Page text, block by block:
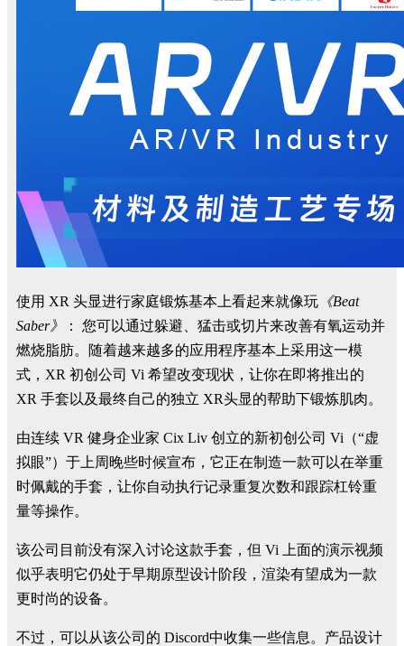
使用 XR 头显进行家庭锻炼基本上看起来就像玩 《Beat
Saber》
： 您可以通过躲避、猛击或切片来改善有氧运动并
燃烧脂肪。随着越来越多的应用程序基本上采用这一模
式，XR 初创公司 Vi 希望改变现状，让你在即将推出的
XR 手套以及最终自己的独立 XR头显的帮助下锻炼肌肉。
由连续 VR 健身企业家 Cix Liv 创立的新初创公司 Vi （“虚
拟眼”）于上周晚些时候宣布，它正在制造一款可以在举重
时佩戴的手套，让你自动执行记录重复次数和跟踪杠铃重
量等操作。
该公司目前没有深入讨论这款手套，但 Vi 上面的演示视频
似乎表明它仍处于早期原型设计阶段，渲染有望成为一款
更时尚的设备。
不过，可以从该公司的 Discord中收集一些信息。产品设计